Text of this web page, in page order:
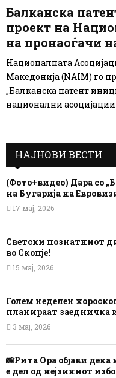
Балканска
проект на
на пронаоѓачи
Националната
Македонија (NAIM) го
„Балканска патент
национални
НАЈНОВИ ВЕСТИ
(Фото+видео) Дара со
на Бугарија на
17 мај, 2026
Светски познатниот
во Скопје!
15 мај, 2026
Голем неделен
планираат заедничка
3 мај, 2026
📸Рита Ора објави дека
е дел од нејзиниот